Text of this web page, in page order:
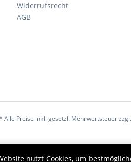
Widerrufsrecht
AGB
Alle Preise inkl. gesetzl. Mehrwertsteuer zzgl.
nutzt Cookies, um